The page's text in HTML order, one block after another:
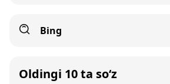
Bing
Oldingi 10 ta so‘z